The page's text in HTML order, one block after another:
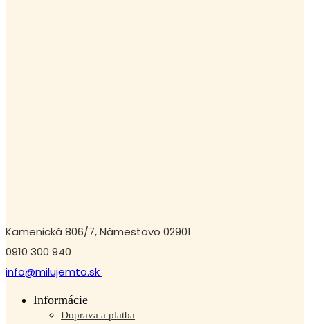
Kamenická 806/7, Námestovo 02901
0910 300 940
info@milujemto.sk
Informácie
Doprava a platba